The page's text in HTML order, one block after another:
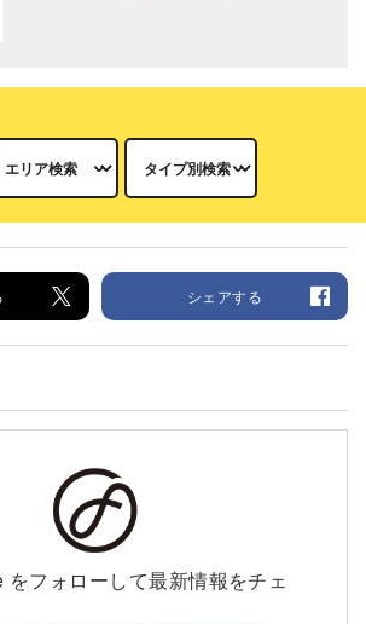
シェアする
フォローして最新情報をチェ